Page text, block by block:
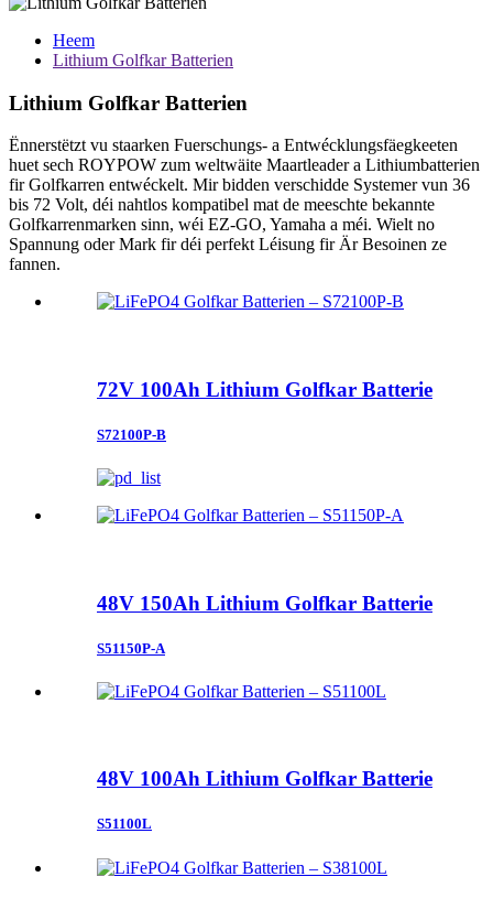
Heem
Lithium Golfkar Batterien
Lithium Golfkar Batterien
Ënnerstëtzt vu staarken Fuerschungs- a Entwécklungsfäegkeeten
huet sech ROYPOW zum weltwäite Maartleader a Lithiumbatterien
fir Golfkarren entwéckelt. Mir bidden verschidde Systemer vun 36
bis 72 Volt, déi nahtlos kompatibel mat de meeschte bekannte
Golfkarrenmarken sinn, wéi EZ-GO, Yamaha a méi. Wielt no
Spannung oder Mark fir déi perfekt Léisung fir Är Besoinen ze
fannen.
72V 100Ah Lithium Golfkar Batterie
S72100P-B
48V 150Ah Lithium Golfkar Batterie
S51150P-A
48V 100Ah Lithium Golfkar Batterie
S51100L